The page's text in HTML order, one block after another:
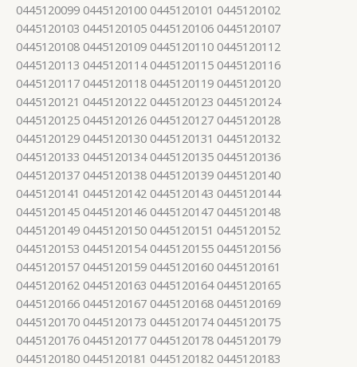
0445120099 0445120100 0445120101 0445120102
0445120103 0445120105 0445120106 0445120107
0445120108 0445120109 0445120110 0445120112
0445120113 0445120114 0445120115 0445120116
0445120117 0445120118 0445120119 0445120120
0445120121 0445120122 0445120123 0445120124
0445120125 0445120126 0445120127 0445120128
0445120129 0445120130 0445120131 0445120132
0445120133 0445120134 0445120135 0445120136
0445120137 0445120138 0445120139 0445120140
0445120141 0445120142 0445120143 0445120144
0445120145 0445120146 0445120147 0445120148
0445120149 0445120150 0445120151 0445120152
0445120153 0445120154 0445120155 0445120156
0445120157 0445120159 0445120160 0445120161
0445120162 0445120163 0445120164 0445120165
0445120166 0445120167 0445120168 0445120169
0445120170 0445120173 0445120174 0445120175
0445120176 0445120177 0445120178 0445120179
0445120180 0445120181 0445120182 0445120183